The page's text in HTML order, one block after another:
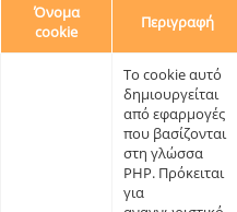
Όνομα
cookie
Περιγραφή
Το cookie αυτό
δημιουργείται
από εφαρμογές
που βασίζονται
στη γλώσσα
PHP. Πρόκειται
για